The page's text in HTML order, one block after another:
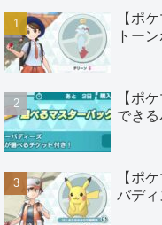
【ポ
トー
【ポ
でき
【ポ
バディ